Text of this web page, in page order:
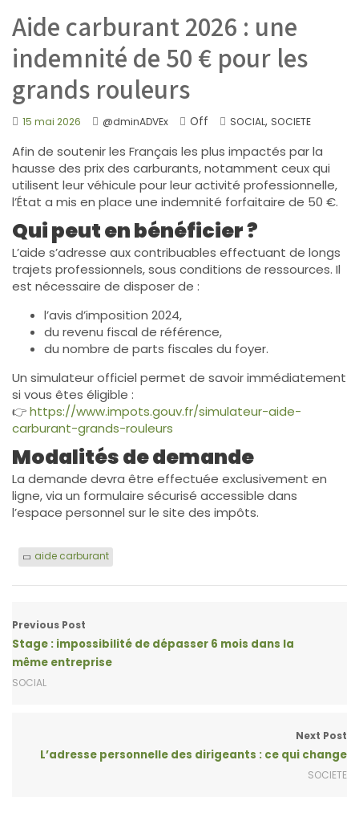
Aide carburant 2026 : une
indemnité de 50 € pour les
grands rouleurs
15 mai 2026 @dminADVEx Off SOCIAL, SOCIETE
Afin de soutenir les Français les plus impactés par la
hausse des prix des carburants, notamment ceux qui
utilisent leur véhicule pour leur activité professionnelle,
l’État a mis en place une indemnité forfaitaire de 50 €.
Qui peut en bénéficier ?
L’aide s’adresse aux contribuables effectuant de longs
trajets professionnels, sous conditions de ressources. Il
est nécessaire de disposer de :
l’avis d’imposition 2024,
du revenu fiscal de référence,
du nombre de parts fiscales du foyer.
Un simulateur officiel permet de savoir immédiatement
si vous êtes éligible :
👉https://www.impots.gouv.fr/simulateur-aide-
carburant-grands-rouleurs
Modalités de demande
La demande devra être effectuée exclusivement en
ligne, via un formulaire sécurisé accessible dans
l’espace personnel sur le site des impôts.
aide carburant
Previous Post
Stage : impossibilité de dépasser 6 mois dans la
même entreprise
SOCIAL
Next Post
L’adresse personnelle des dirigeants : ce qui change
SOCIETE